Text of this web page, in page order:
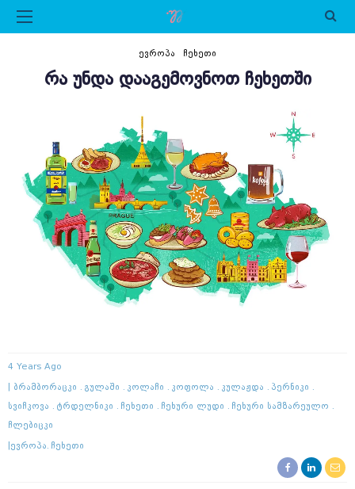
ᲔᲕᲠᲝᲞᲐ ᲩᲔᲮᲔᲗᲘ
ᲠᲐ ᲣᲜᲓᲐ ᲓᲐᲐᲒᲔᲛᲝᲕᲜᲝᲗ ᲩᲔᲮᲔᲗᲨᲘ
4 Years Ago
Ბრამბორაცკი Გულაში Კოლაჩი Კოფოლა Კულაჟდა Პერნიკი
Სვიჩკოვა Ტრდელნიკი Ჩეხეთი Ჩეხური Ლუდი Ჩეხური Სამზარეულო
Ჩლებიცკი
Ევროპა Ჩეხეთი